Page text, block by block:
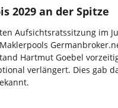
2029 an der Spitze
Aufsichtsratssitzung im
Hartmut Goebel
verlängert. Dies gab